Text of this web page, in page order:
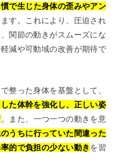
で生じた身体の歪みやアン
ます。これにより、圧迫され
関節の動きがスムーズにな
減や可動域の改善が期待で
整った身体を基盤として、
た体幹を強化し、正しい姿
。また、一つ一つの動きを意
うちに行っていた間違った
的で負担の少ない動き を習